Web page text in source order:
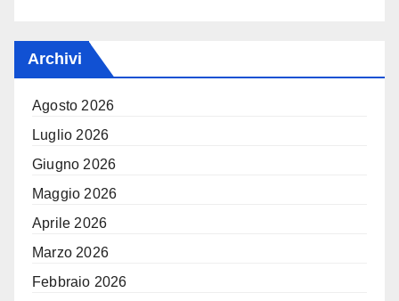
Archivi
Agosto 2026
Luglio 2026
Giugno 2026
Maggio 2026
Aprile 2026
Marzo 2026
Febbraio 2026